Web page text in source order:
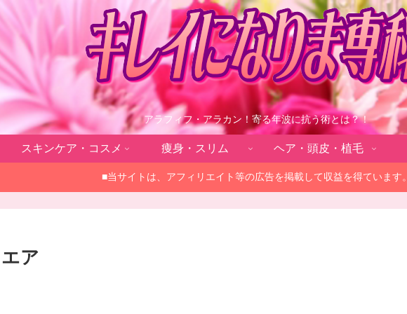
アラフィフ・アラカン！寄る年波に抗う術とは？！
スキンケア・コスメ 痩身・スリム ヘア・頭皮・植毛
■当サイトは、アフィリエイト等の広告を掲載して収益を得ています。
ア